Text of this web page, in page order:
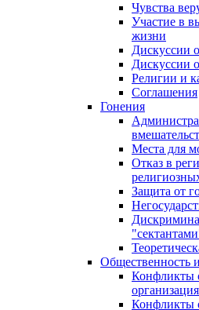
Чувства
Участие в
жизни
Дискуссии
Дискуссии
Религии и
Соглашения
Гонения
Места для
Отказ в
Защита от
Конфликты
Конфликты